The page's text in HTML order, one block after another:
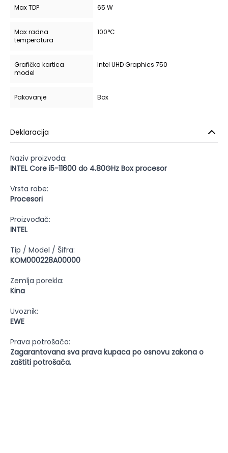
Max TDP 65 W
Max radna
temperatura
100°C
Grafička kartica
model
Intel UHD Graphics 750
Pakovanje Box
Deklaracija
Naziv proizvoda:
INTEL Core i5-11600 do 4.80GHz Box procesor
Vrsta robe:
Procesori
Proizvođač:
INTEL
Tip / Model / Šifra:
KOM000228A00000
Zemlja porekla:
Kina
Uvoznik:
EWE
Prava potrošača:
Zagarantovana sva prava kupaca po osnovu zakona o
zaštiti potrošača.